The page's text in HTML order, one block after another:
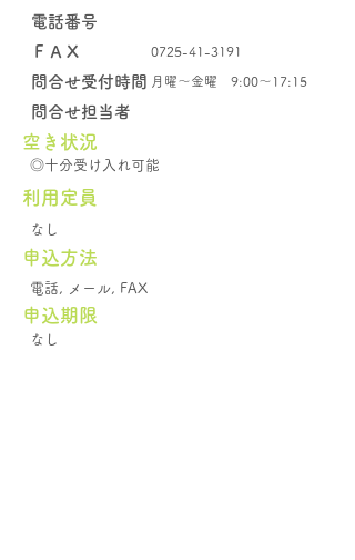
電話番号
​ＦＡＸ
0725-41-3191
問合せ受付時間 月曜～金曜 9:00～17:15
問合せ担当者
空き状況
◎十分受け入れ可能
​利用定員
なし
申込方法
電話, メール, FAX
申込期限
なし